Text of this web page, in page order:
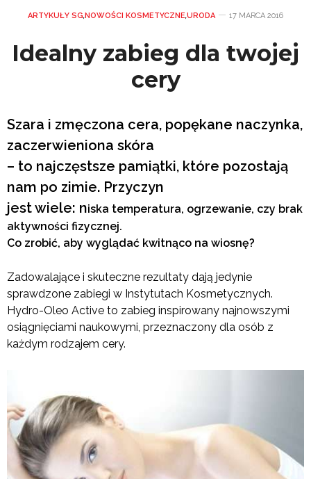
ARTYKUŁY SG,NOWOŚCI KOSMETYCZNE,URODA 17 MARCA 2016
Idealny zabieg dla twojej
cery
Szara i zmęczona cera, popękane naczynka,
zaczerwieniona skóra
– to najczęstsze pamiątki, które pozostają
nam po zimie. Przyczyn
jest wiele: niska temperatura, ogrzewanie, czy brak
aktywności fizycznej.
Co zrobić, aby wyglądać kwitnąco na wiosnę?
Zadowalające i skuteczne rezultaty dają jedynie
sprawdzone zabiegi w Instytutach Kosmetycznych.
Hydro-Oleo Active to zabieg inspirowany najnowszymi
osiągnięciami naukowymi, przeznaczony dla osób z
każdym rodzajem cery.